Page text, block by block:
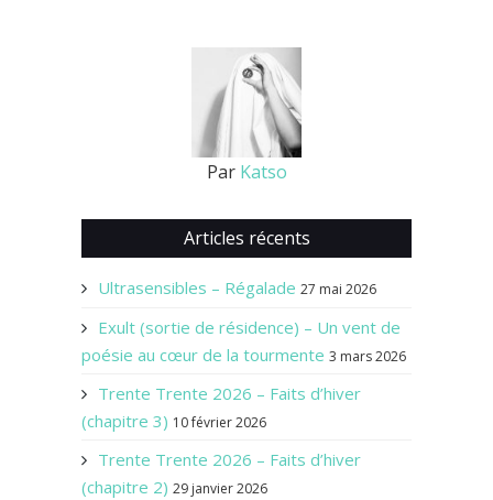
Par Katso
Articles récents
Ultrasensibles – Régalade 27 mai 2026
Exult (sortie de résidence) – Un vent de
poésie au cœur de la tourmente 3 mars 2026
Trente Trente 2026 – Faits d’hiver
(chapitre 3) 10 février 2026
Trente Trente 2026 – Faits d’hiver
(chapitre 2) 29 janvier 2026